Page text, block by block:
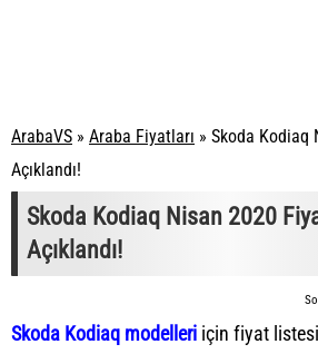
ArabaVS » Araba Fiyatları » Skoda Kodiaq
Açıklandı!
Skoda Kodiaq Nisan 2020
Açıklandı!
Skoda Kodiaq modelleri için fiyat